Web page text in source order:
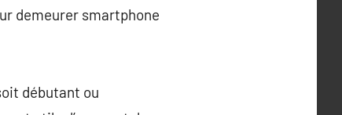
demeurer smartphone
débutant ou